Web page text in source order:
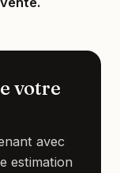
votre
avec
estimation